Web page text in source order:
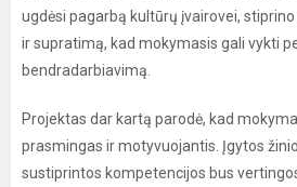
ugdėsi pagarbą kultūrų įvairovei,
ir supratimą, kad mokymasis gali vykti
bendradarbiavimą.
Projektas dar kartą parodė, kad
prasmingas ir motyvuojantis. Įgytos
sustiprintos kompetencijos bus